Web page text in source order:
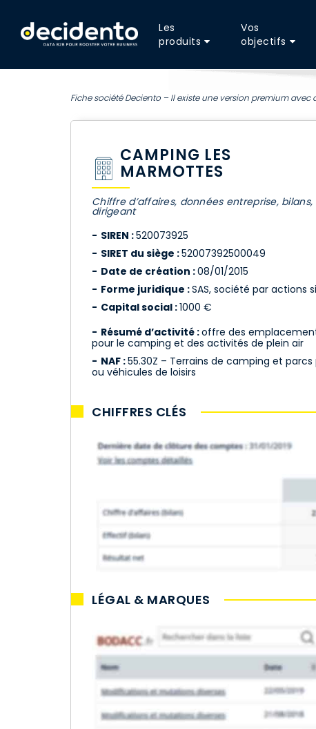
Les
produits
Vos
objectifs
Fiche société Deciento – Il existe une version premium
CAMPING LES
MARMOTTES
Chiffre d’affaires, données entreprise,
dirigeant
SIREN :520073925
SIRET du siège :52007392500049
Date de création :08/01/2015
Forme juridique :SAS, société par actions
Capital social :1000 €
Résumé d’activité :offre des
pour le camping et des activités de plein air
NAF :55.30Z – Terrains de camping et
ou véhicules de loisirs
CHIFFRES CLÉS
LÉGAL & MARQUES